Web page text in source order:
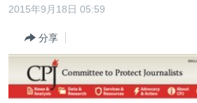
内
导
港澳
国际
最新国际新闻
印太
分类新闻
经济·金融·贸易
美中关系
2015年9月18日 05:59
分享